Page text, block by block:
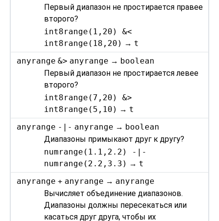
Первый диапазон не простирается правее
второго?
int8range(1,20) &<
int8range(18,20) → t
anyrange &> anyrange → boolean
Первый диапазон не простирается левее
второго?
int8range(7,20) &>
int8range(5,10) → t
anyrange -|- anyrange → boolean
Диапазоны примыкают друг к другу?
numrange(1.1,2.2) -|-
numrange(2.2,3.3) → t
anyrange + anyrange → anyrange
Вычисляет объединение диапазонов.
Диапазоны должны пересекаться или
касаться друг друга, чтобы их